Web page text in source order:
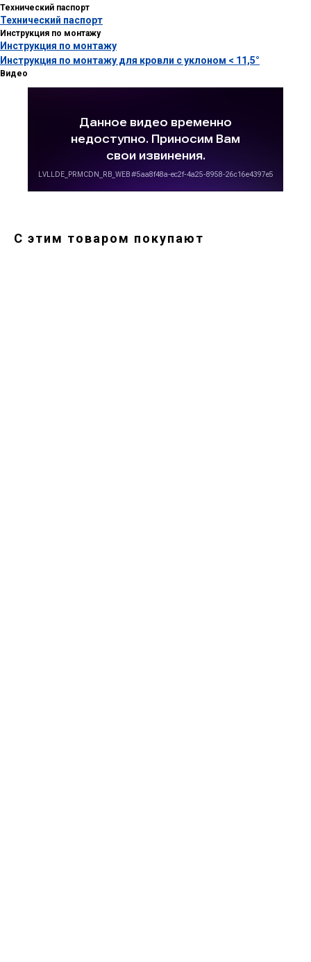
Технический паспорт
Технический паспорт
Инструкция по монтажу
Инструкция по монтажу
Инструкция по монтажу для кровли с уклоном < 11,5°
Видео
С этим товаром покупают